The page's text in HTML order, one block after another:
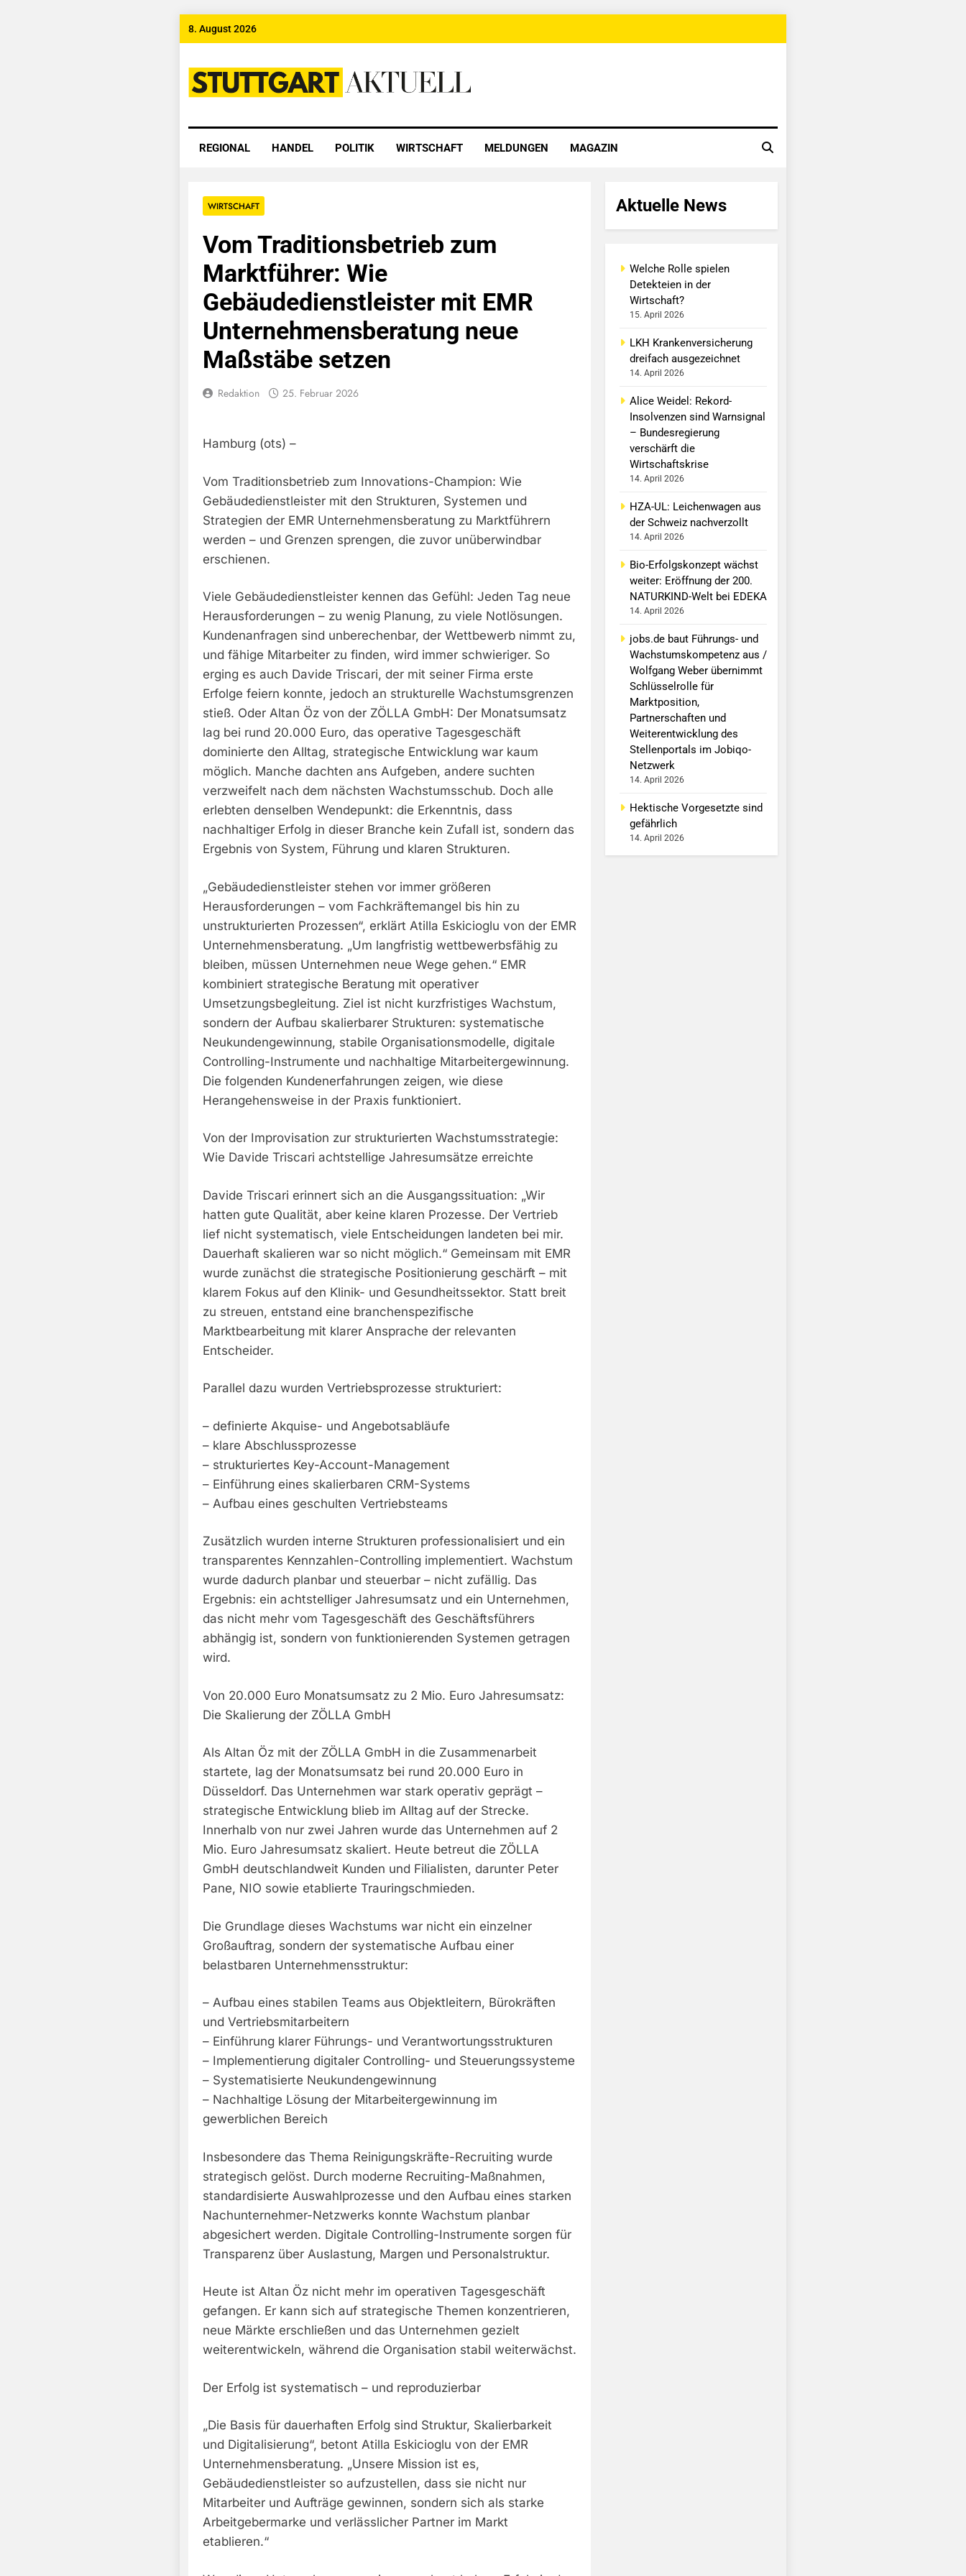
Skip
8. August 2026
Stuttgart Aktuell
REGIONAL HANDEL POLITIK WIRTSCHAFT MELDUNGEN MAGAZIN
WIRTSCHAFT
Vom Traditionsbetrieb zum
Marktführer: Wie
Gebäudedienstleister mit EMR
Unternehmensberatung neue
Maßstäbe setzen
Redaktion 25. Februar 2026
Hamburg (ots) –
Vom Traditionsbetrieb zum Innovations-Champion: Wie
Gebäudedienstleister mit den Strukturen, Systemen und
Strategien der EMR Unternehmensberatung zu Marktführern
werden – und Grenzen sprengen, die zuvor unüberwindbar
erschienen.
Viele Gebäudedienstleister kennen das Gefühl: Jeden Tag neue
Herausforderungen – zu wenig Planung, zu viele Notlösungen.
Kundenanfragen sind unberechenbar, der Wettbewerb nimmt zu,
und fähige Mitarbeiter zu finden, wird immer schwieriger. So
erging es auch Davide Triscari, der mit seiner Firma erste
Erfolge feiern konnte, jedoch an strukturelle Wachstumsgrenzen
stieß. Oder Altan Öz von der ZÖLLA GmbH: Der Monatsumsatz
lag bei rund 20.000 Euro, das operative Tagesgeschäft
dominierte den Alltag, strategische Entwicklung war kaum
möglich. Manche dachten ans Aufgeben, andere suchten
verzweifelt nach dem nächsten Wachstumsschub. Doch alle
erlebten denselben Wendepunkt: die Erkenntnis, dass
nachhaltiger Erfolg in dieser Branche kein Zufall ist, sondern das
Ergebnis von System, Führung und klaren Strukturen.
„Gebäudedienstleister stehen vor immer größeren
Herausforderungen – vom Fachkräftemangel bis hin zu
unstrukturierten Prozessen“, erklärt Atilla Eskicioglu von der EMR
Unternehmensberatung. „Um langfristig wettbewerbsfähig zu
bleiben, müssen Unternehmen neue Wege gehen.“ EMR
kombiniert strategische Beratung mit operativer
Umsetzungsbegleitung. Ziel ist nicht kurzfristiges Wachstum,
sondern der Aufbau skalierbarer Strukturen: systematische
Neukundengewinnung, stabile Organisationsmodelle, digitale
Controlling-Instrumente und nachhaltige Mitarbeitergewinnung.
Die folgenden Kundenerfahrungen zeigen, wie diese
Herangehensweise in der Praxis funktioniert.
Von der Improvisation zur strukturierten Wachstumsstrategie:
Wie Davide Triscari achtstellige Jahresumsätze erreichte
Davide Triscari erinnert sich an die Ausgangssituation: „Wir
hatten gute Qualität, aber keine klaren Prozesse. Der Vertrieb
lief nicht systematisch, viele Entscheidungen landeten bei mir.
Dauerhaft skalieren war so nicht möglich.“ Gemeinsam mit EMR
wurde zunächst die strategische Positionierung geschärft – mit
klarem Fokus auf den Klinik- und Gesundheitssektor. Statt breit
zu streuen, entstand eine branchenspezifische
Marktbearbeitung mit klarer Ansprache der relevanten
Entscheider.
Parallel dazu wurden Vertriebsprozesse strukturiert:
– definierte Akquise- und Angebotsabläufe
– klare Abschlussprozesse
– strukturiertes Key-Account-Management
– Einführung eines skalierbaren CRM-Systems
– Aufbau eines geschulten Vertriebsteams
Zusätzlich wurden interne Strukturen professionalisiert und ein
transparentes Kennzahlen-Controlling implementiert. Wachstum
wurde dadurch planbar und steuerbar – nicht zufällig. Das
Ergebnis: ein achtstelliger Jahresumsatz und ein Unternehmen,
das nicht mehr vom Tagesgeschäft des Geschäftsführers
abhängig ist, sondern von funktionierenden Systemen getragen
wird.
Von 20.000 Euro Monatsumsatz zu 2 Mio. Euro Jahresumsatz:
Die Skalierung der ZÖLLA GmbH
Als Altan Öz mit der ZÖLLA GmbH in die Zusammenarbeit
startete, lag der Monatsumsatz bei rund 20.000 Euro in
Düsseldorf. Das Unternehmen war stark operativ geprägt –
strategische Entwicklung blieb im Alltag auf der Strecke.
Innerhalb von nur zwei Jahren wurde das Unternehmen auf 2
Mio. Euro Jahresumsatz skaliert. Heute betreut die ZÖLLA
GmbH deutschlandweit Kunden und Filialisten, darunter Peter
Pane, NIO sowie etablierte Trauringschmieden.
Die Grundlage dieses Wachstums war nicht ein einzelner
Großauftrag, sondern der systematische Aufbau einer
belastbaren Unternehmensstruktur:
– Aufbau eines stabilen Teams aus Objektleitern, Bürokräften
und Vertriebsmitarbeitern
– Einführung klarer Führungs- und Verantwortungsstrukturen
– Implementierung digitaler Controlling- und Steuerungssysteme
– Systematisierte Neukundengewinnung
– Nachhaltige Lösung der Mitarbeitergewinnung im
gewerblichen Bereich
Insbesondere das Thema Reinigungskräfte-Recruiting wurde
strategisch gelöst. Durch moderne Recruiting-Maßnahmen,
standardisierte Auswahlprozesse und den Aufbau eines starken
Nachunternehmer-Netzwerks konnte Wachstum planbar
abgesichert werden. Digitale Controlling-Instrumente sorgen für
Transparenz über Auslastung, Margen und Personalstruktur.
Heute ist Altan Öz nicht mehr im operativen Tagesgeschäft
gefangen. Er kann sich auf strategische Themen konzentrieren,
neue Märkte erschließen und das Unternehmen gezielt
weiterentwickeln, während die Organisation stabil weiterwächst.
Der Erfolg ist systematisch – und reproduzierbar
„Die Basis für dauerhaften Erfolg sind Struktur, Skalierbarkeit
und Digitalisierung“, betont Atilla Eskicioglu von der EMR
Unternehmensberatung. „Unsere Mission ist es,
Gebäudedienstleister so aufzustellen, dass sie nicht nur
Mitarbeiter und Aufträge gewinnen, sondern sich als starke
Arbeitgebermarke und verlässlicher Partner im Markt
etablieren.“
Aktuelle News
Welche Rolle spielen
Detekteien in der
Wirtschaft?
15. April 2026
LKH Krankenversicherung
dreifach ausgezeichnet
14. April 2026
Alice Weidel: Rekord-
Insolvenzen sind Warnsignal
– Bundesregierung
verschärft die
Wirtschaftskrise
14. April 2026
HZA-UL: Leichenwagen aus
der Schweiz nachverzollt
14. April 2026
Bio-Erfolgskonzept wächst
weiter: Eröffnung der 200.
NATURKIND-Welt bei EDEKA
14. April 2026
jobs.de baut Führungs- und
Wachstumskompetenz aus /
Wolfgang Weber übernimmt
Schlüsselrolle für
Marktposition,
Partnerschaften und
Weiterentwicklung des
Stellenportals im Jobiqo-
Netzwerk
14. April 2026
Hektische Vorgesetzte sind
gefährlich
14. April 2026